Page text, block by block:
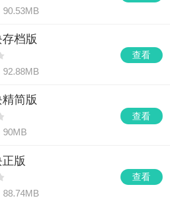
90.53MB
查看
档版
92.88MB
查看
简版
90MB
查看
版
88.74MB